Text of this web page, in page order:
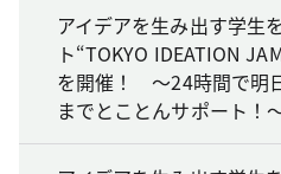
アイデアを生み出す学生
ト“TOKYO IDEATION
を開催！ ～24時間で明
までとことんサポート！